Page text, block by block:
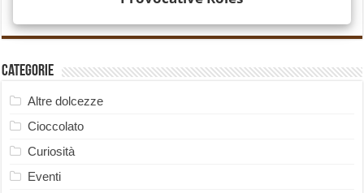
Categorie
Altre dolcezze
Cioccolato
Curiosità
Eventi